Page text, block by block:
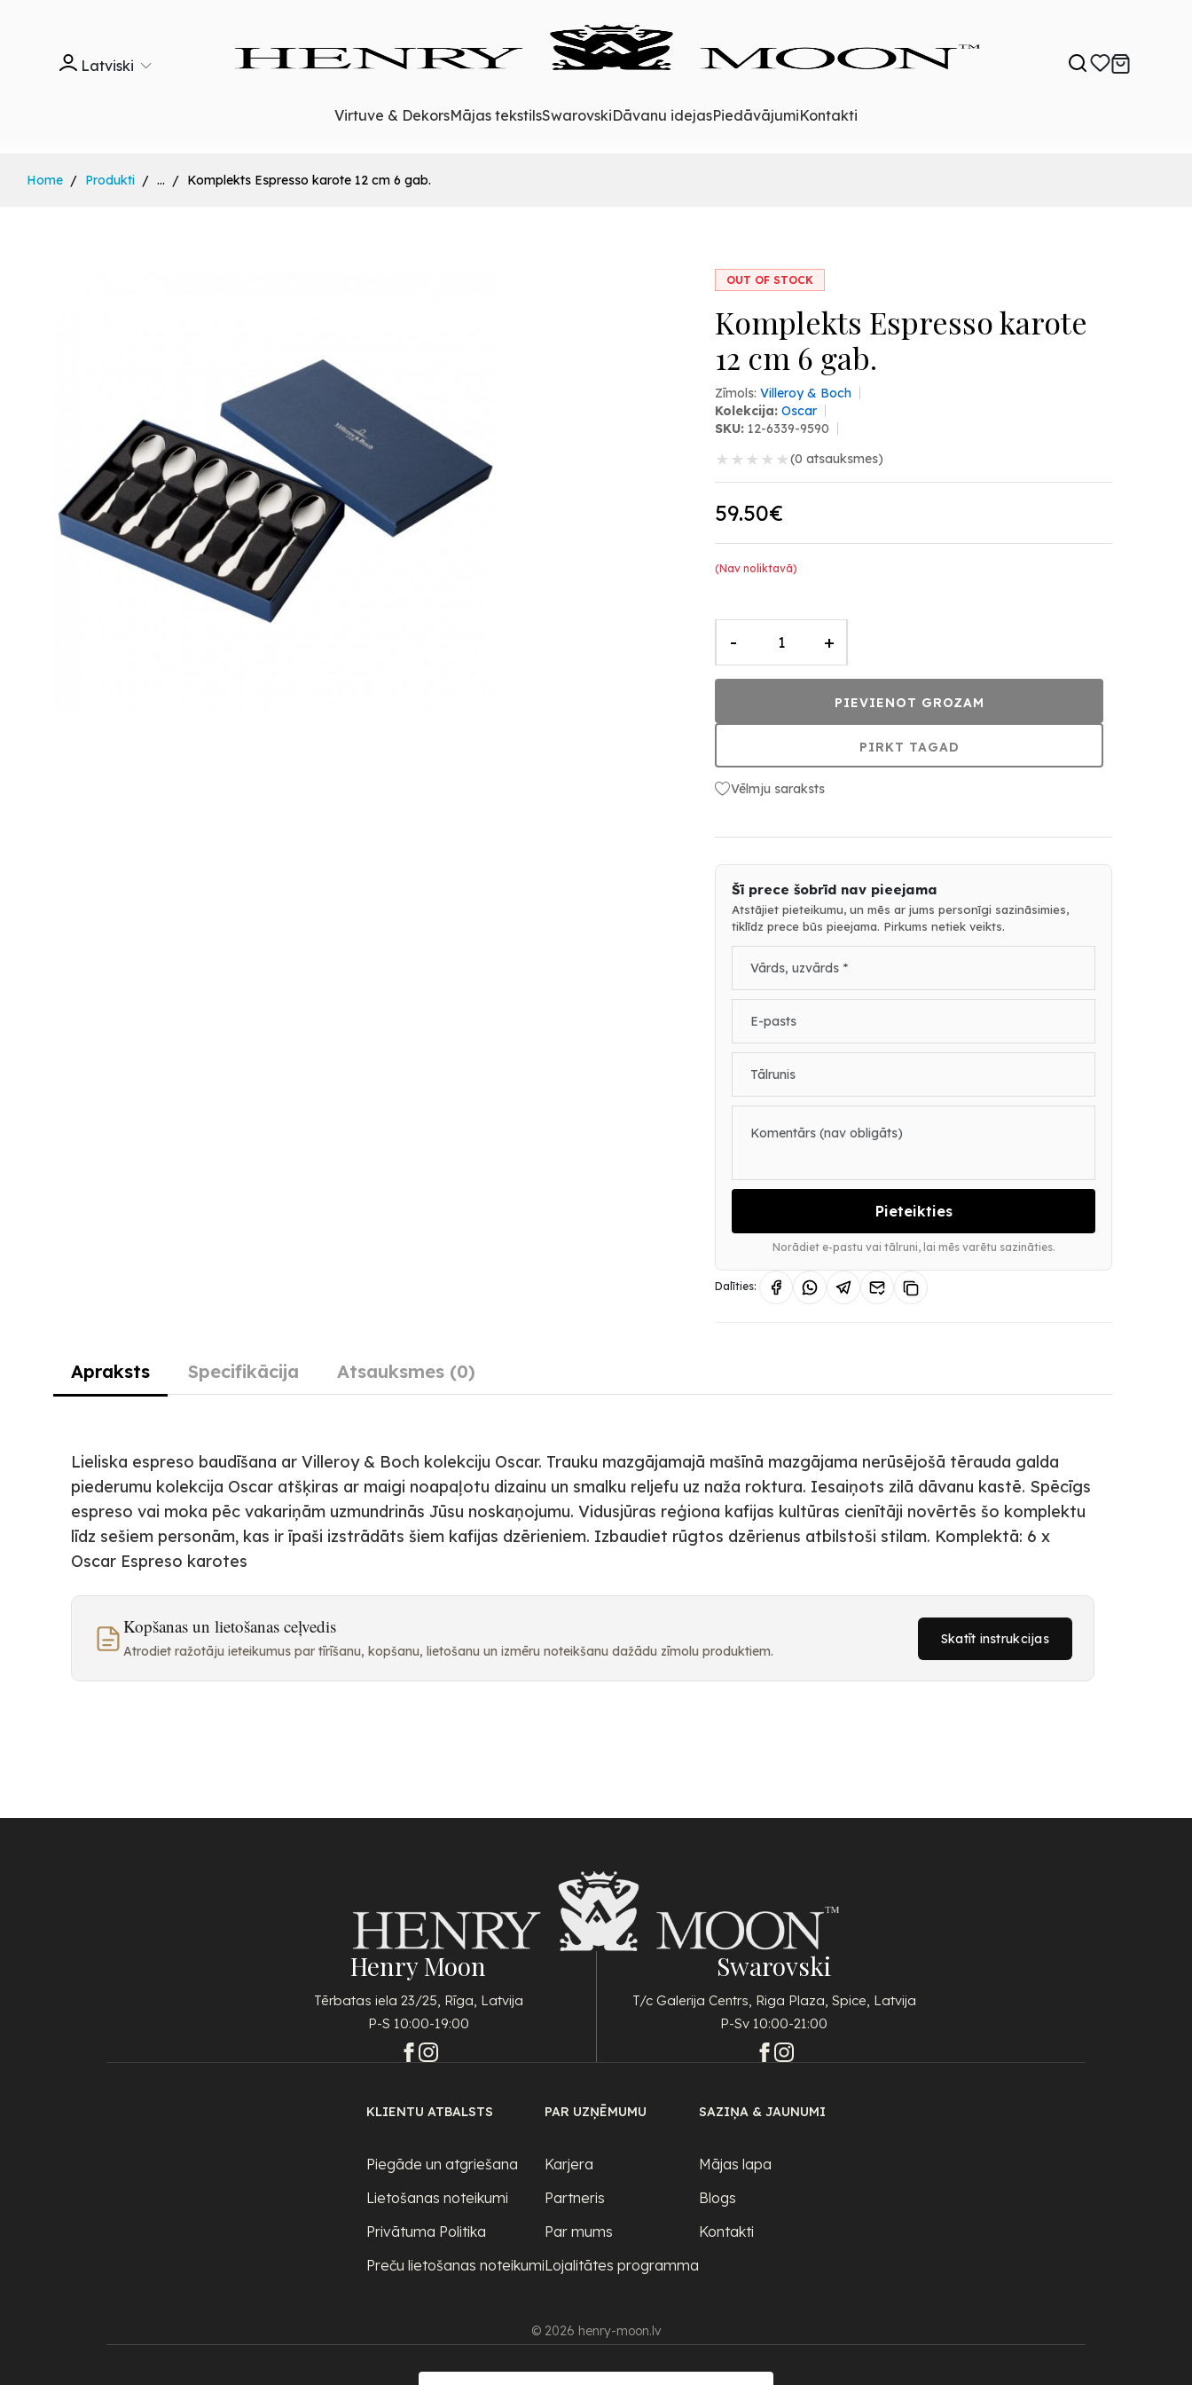
Latviski
Virtuve & DekorsMājas tekstilsSwarovskiDāvanu idejasPiedāvājumiKontakti
Home Produkti ... Komplekts Espresso karote 12 cm 6 gab.
OUT OF STOCK
Komplekts Espresso karote
12 cm 6 gab.
Zīmols:Villeroy & Boch
Kolekcija: Oscar
SKU: 12-6339-9590
★ ★ ★ ★ ★(0 atsauksmes)
59.50€
(Nav noliktavā)
- +
PIEVIENOT GROZAM
PIRKT TAGAD
Vēlmju saraksts
Šī prece šobrīd nav pieejama
Atstājiet pieteikumu, un mēs ar jums personīgi sazināsimies,
tiklīdz prece būs pieejama. Pirkums netiek veikts.
Pieteikties
Norādiet e-pastu vai tālruni, lai mēs varētu sazināties.
Dalīties:
Apraksts Specifikācija Atsauksmes (0)
Lieliska espreso baudīšana ar Villeroy & Boch kolekciju Oscar. Trauku mazgājamajā mašīnā mazgājama nerūsējošā tērauda galda
piederumu kolekcija Oscar atšķiras ar maigi noapaļotu dizainu un smalku reljefu uz naža roktura. Iesaiņots zilā dāvanu kastē. Spēcīgs
espreso vai moka pēc vakariņām uzmundrinās Jūsu noskaņojumu. Vidusjūras reģiona kafijas kultūras cienītāji novērtēs šo komplektu
līdz sešiem personām, kas ir īpaši izstrādāts šiem kafijas dzērieniem. Izbaudiet rūgtos dzērienus atbilstoši stilam. Komplektā: 6 x
Oscar Espreso karotes
Kopšanas un lietošanas ceļvedis
Atrodiet ražotāju ieteikumus par tīrīšanu, kopšanu, lietošanu un izmēru noteikšanu dažādu zīmolu produktiem.
Skatīt instrukcijas
Henry Moon
Tērbatas iela 23/25, Rīga, Latvija
P-S 10:00-19:00
Swarovski
T/c Galerija Centrs, Riga Plaza, Spice, Latvija
P-Sv 10:00-21:00
KLIENTU ATBALSTS
Piegāde un atgriešana
Lietošanas noteikumi
Privātuma Politika
Preču lietošanas noteikumi
PAR UZŅĒMUMU
Karjera
Partneris
Par mums
Lojalitātes programma
SAZIŅA & JAUNUMI
Mājas lapa
Blogs
Kontakti
© 2026 henry-moon.lv